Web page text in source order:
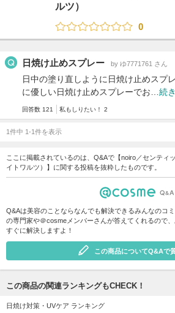
ルツ）
0
日焼け止めスプレー by ゆ7771761 さん
日中の塗り直しように日焼け止めスプ
に優しい日焼け止めスプレーでお… 続
回答数 121 私もしりたい！ 2
1件中 1-1件を表示
ここに掲載されているのは、Q&Aで【noiro／センティ
イトワルツ）】に関する投稿を抜粋したものです。
Q&Aは美容のことならなんでも解決できるみんなのコ
の専門家や＠cosmeメンバーさんが答えてくれるので
すぐに解決しますよ！
この商品についてQ&Aで
この商品の関連ランキングもCHECK！
日焼け対策・UVケア ランキング